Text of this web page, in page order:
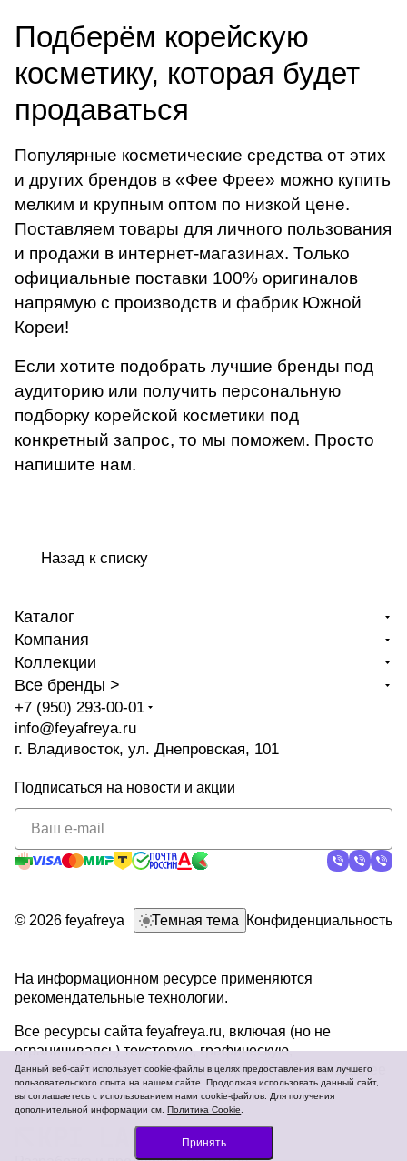
Подберём корейскую
косметику, которая будет
продаваться
Популярные косметические средства от этих
и других брендов в «Фее Фрее» можно купить
мелким и крупным оптом по низкой цене.
Поставляем товары для личного пользования
и продажи в интернет-магазинах. Только
официальные поставки 100% оригиналов
напрямую с производств и фабрик Южной
Кореи!
Если хотите подобрать лучшие бренды под
аудиторию или получить персональную
подборку корейской косметики под
конкретный запрос, то мы поможем. Просто
напишите нам.
Назад к списку
Каталог
Компания
Коллекции
Все бренды >
+7 (950) 293-00-01
info@feyafreya.ru
г. Владивосток, ул. Днепровская, 101
Подписаться на новости и акции
© 2026 feyafreya Темная тема Конфиденциальность
На информационном ресурсе применяются
рекомендательные технологии.
Все ресурсы сайта feyafreya.ru, включая (но не
ограничиваясь) текстовую, графическую,
фотографическую и видео информацию,Читать далее
Данный веб-сайт использует cookie-файлы в целях предоставления вам лучшего
пользовательского опыта на нашем сайте. Продолжая использовать данный сайт,
вы соглашаетесь с использованием нами cookie-файлов. Для получения
дополнительной информации см.Политика Cookie
Принять